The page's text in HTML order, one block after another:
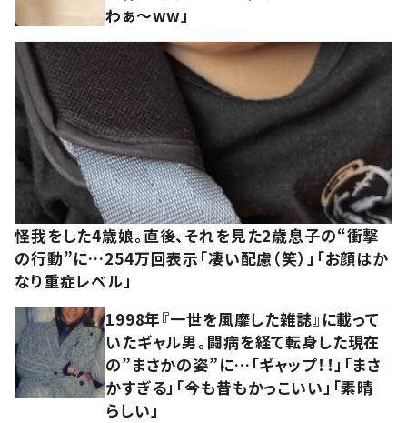
わぁ～ww」
怪我をした4歳娘。直後、それを見た2歳息子の“衝撃
の行動”に…254万回表示「凄い配慮（笑）」「お顔はか
なり重症レベル」
1998年『一世を風靡した雑誌』に載って
いたギャル男。闘病を経て転身した現在
の”まさかの姿”に…「ギャップ！！」「まさ
かすぎる」「今も昔もかっこいい」「素晴
らしい」